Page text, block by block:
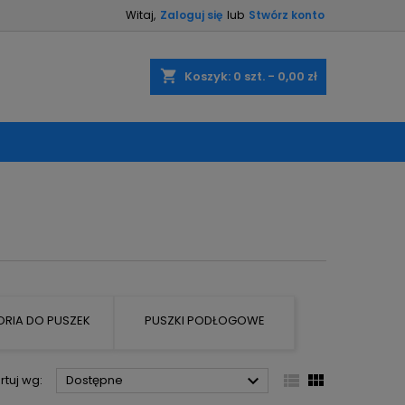
Witaj, Zaloguj się lub Stwórz konto
shopping_cart Koszyk: 0 szt. - 0,00 zł
DO PUSZEK PUSZKI PODŁOGOWE
wg: Dostępne   